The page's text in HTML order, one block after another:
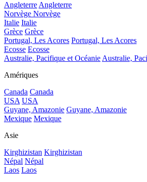
AngleterreAngleterre
Norvège Norvège
Italie Italie
Grèce Grèce
Portugal, Les Acores Portugal, Les Acores
Ecosse Ecosse
Australie, Pacifique et OcéanieAustralie,
Amériques
Canada Canada
USA USA
Guyane, Amazonie Guyane, Amazonie
Mexique Mexique
Asie
Kirghizistan Kirghizistan
Népal Népal
Laos Laos